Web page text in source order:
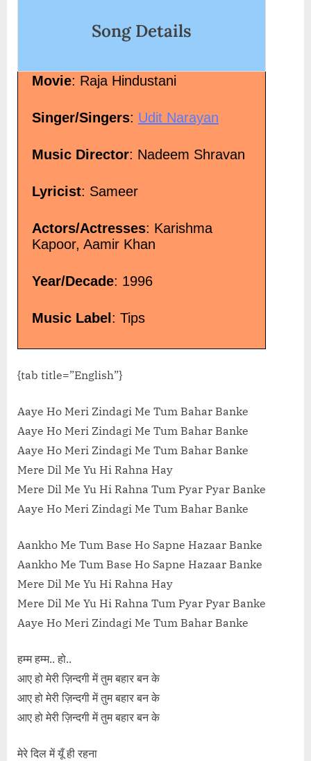
Song Details
Movie: Raja Hindustani
Singer/Singers: Udit Narayan
Music Director: Nadeem Shravan
Lyricist: Sameer
Actors/Actresses: Karishma
Kapoor, Aamir Khan
Year/Decade: 1996
Music Label : Tips
{tab title=”English”}
Aaye Ho Meri Zindagi Me Tum Bahar Banke
Aaye Ho Meri Zindagi Me Tum Bahar Banke
Aaye Ho Meri Zindagi Me Tum Bahar Banke
Mere Dil Me Yu Hi Rahna Hay
Mere Dil Me Yu Hi Rahna Tum Pyar Pyar Banke
Aaye Ho Meri Zindagi Me Tum Bahar Banke
Aankho Me Tum Base Ho Sapne Hazaar Banke
Aankho Me Tum Base Ho Sapne Hazaar Banke
Mere Dil Me Yu Hi Rahna Hay
Mere Dil Me Yu Hi Rahna Tum Pyar Pyar Banke
Aaye Ho Meri Zindagi Me Tum Bahar Banke
हम्म हम्म.. हो..
आए हो मेरी ज़िन्दगी में तुम बहार बन के
आए हो मेरी ज़िन्दगी में तुम बहार बन के
आए हो मेरी ज़िन्दगी में तुम बहार बन के
मेरे दिल में यूँ ही रहना